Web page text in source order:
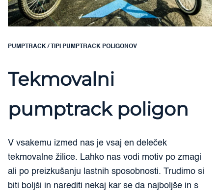
PUMPTRACK/ TIPI PUMPTRACK POLIGONOV
Tekmovalni
pumptrack poligon
V vsakemu izmed nas je vsaj en deleček
tekmovalne žilice. Lahko nas vodi motiv po zmagi
ali po preizkušanju lastnih sposobnosti. Trudimo si
biti boljši in narediti nekaj kar se da najboljše in s